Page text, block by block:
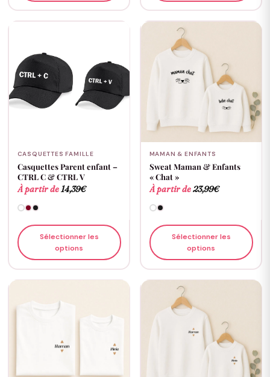
CASQUETTES FAMILLE
Casquettes Parent enfant –
CTRL C & CTRL V
À partir de14,39€
Sélectionner les
options
MAMAN & ENFANTS
Sweat Maman & Enfants
« Chat »
À partir de23,99€
Sélectionner les
options